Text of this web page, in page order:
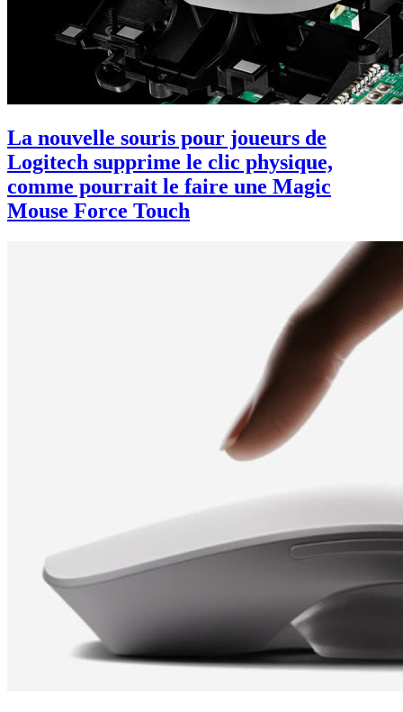
La nouvelle souris pour joueurs de
Logitech supprime le clic physique,
comme pourrait le faire une Magic
Mouse Force Touch